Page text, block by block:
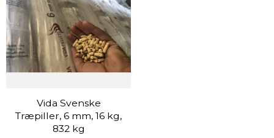
Vida Svenske
Træpiller, 6 mm, 16 kg,
832 kg